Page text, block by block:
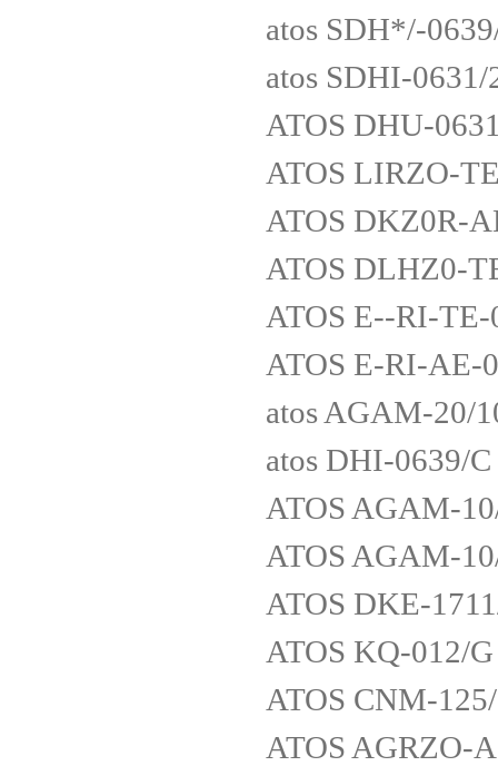
atos SDH*/-
atos SDHI-0631/
ATOS DHU-
ATOS LIRZO-
ATOS DKZ0R-
ATOS DLHZ0-
ATOS E--RI-
ATOS E-RI-AE-
atos AGAM-20/
atos DHI-0639/
ATOS AGAM-
ATOS AGAM-
ATOS DKE-
ATOS KQ-012/G
ATOS CNM-
ATOS AGRZO-